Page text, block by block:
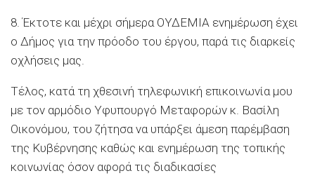
8. Έκτοτε και μέχρι σήμερα ΟΥΔΕΜΙΑ ενημέρωση έχει
ο Δήμος για την πρόοδο του έργου, παρά τις διαρκείς
οχλήσεις μας.
Τέλος, κατά τη χθεσινή τηλεφωνική επικοινωνία μου
με τον αρμόδιο Υφυπουργό Μεταφορών κ. Βασίλη
Οικονόμου, του ζήτησα να υπάρξει άμεση παρέμβαση
της Κυβέρνησης καθώς και ενημέρωση της τοπικής
κοινωνίας όσον αφορά τις διαδικασίες